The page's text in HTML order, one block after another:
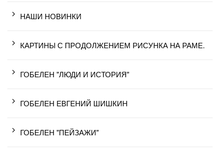
НАШИ НОВИНКИ
КАРТИНЫ С ПРОДОЛЖЕНИЕМ РИСУНКА НА РАМЕ.
ГОБЕЛЕН "ЛЮДИ И ИСТОРИЯ"
ГОБЕЛЕН ЕВГЕНИЙ ШИШКИН
ГОБЕЛЕН "ПЕЙЗАЖИ"